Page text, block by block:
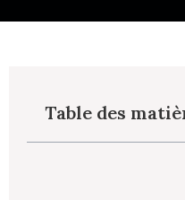
Table des